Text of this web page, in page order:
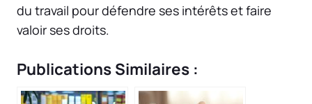
du travail pour défendre ses intérêts et faire
valoir ses droits.
Publications Similaires :